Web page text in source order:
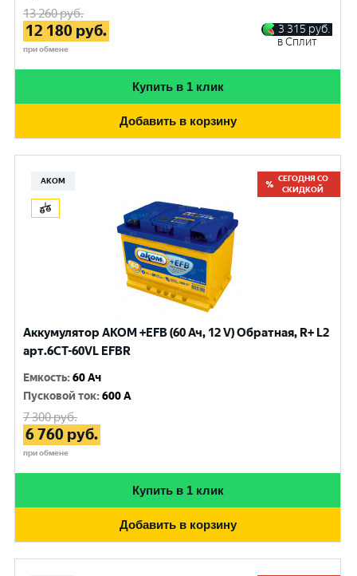
13 260руб.
12 180 руб.
при обмене
3 315 руб.
в Сплит
Купить в 1 клик
Добавить в корзину
АКОМ
СЕГОДНЯ СО
СКИДКОЙ
Аккумулятор AKOM +EFB (60 Ач, 12 V) Обратная, R+ L2
арт.6CТ-60VL EFBR
Емкость:60 Ач
Пусковой ток:600 A
7 300руб.
6 760 руб.
при обмене
Купить в 1 клик
Добавить в корзину